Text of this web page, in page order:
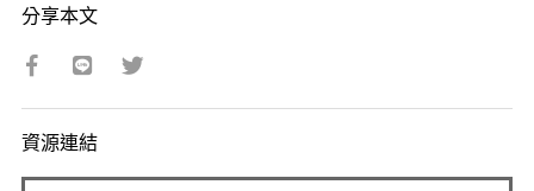
分享本文
資源連結